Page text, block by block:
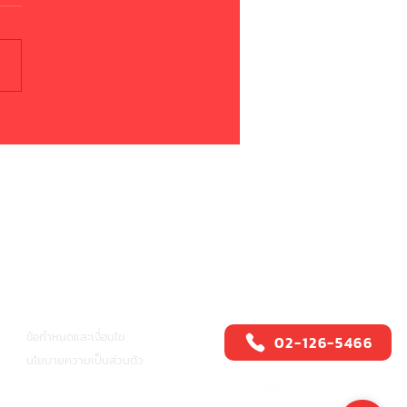
! กู้เงินนอกระบบ!
ข้อกำหนดและเงื่อนไข
นโยบายความเป็นส่วนตัว
02-126-5466